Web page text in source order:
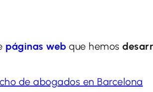
páginas web que hemos
de abogados en Barcelona